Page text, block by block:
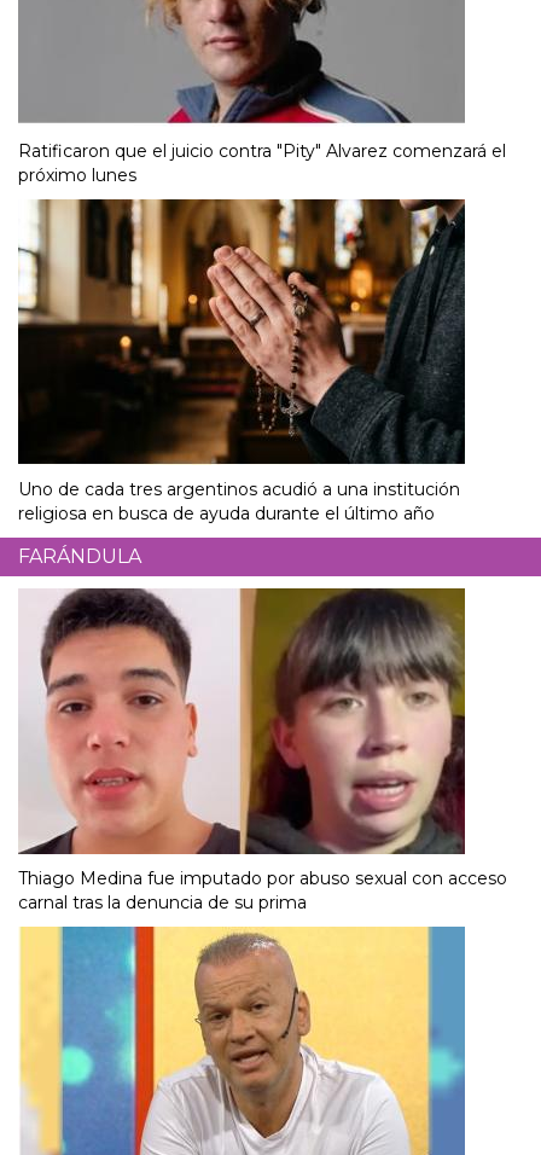
Ratificaron que el juicio contra "Pity" Alvarez comenzará el
próximo lunes
Uno de cada tres argentinos acudió a una institución
religiosa en busca de ayuda durante el último año
FARÁNDULA
Thiago Medina fue imputado por abuso sexual con acceso
carnal tras la denuncia de su prima